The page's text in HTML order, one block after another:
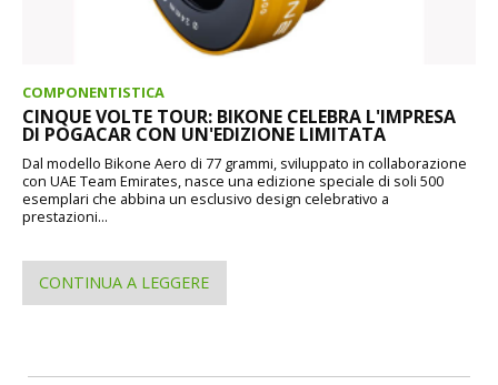
COMPONENTISTICA
CINQUE VOLTE TOUR: BIKONE CELEBRA L'IMPRESA
DI POGACAR CON UN'EDIZIONE LIMITATA
Dal modello Bikone Aero di 77 grammi, sviluppato in collaborazione
con UAE Team Emirates, nasce una edizione speciale di soli 500
esemplari che abbina un esclusivo design celebrativo a
prestazioni...
CONTINUA A LEGGERE